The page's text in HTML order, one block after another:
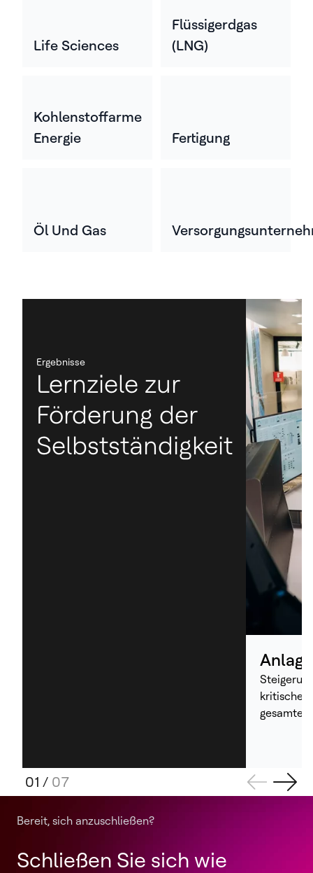
Life Sciences
Flüssigerdgas
(LNG)
Kohlenstoffarme
Energie
Fertigung
Öl Und Gas
Ergebnisse
Lernziele zur
Förderung der
Selbstständigkeit
kritischer
gesamten
01 / 07
Bereit, sich anzuschließen?
Schließen Sie sich wie